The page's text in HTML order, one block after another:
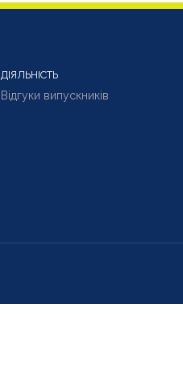
ДІЯЛЬНІСТЬ
Відгуки випускників